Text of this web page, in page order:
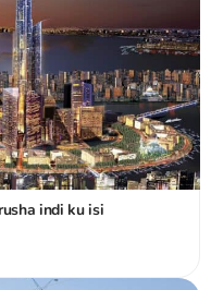
indi ku isi